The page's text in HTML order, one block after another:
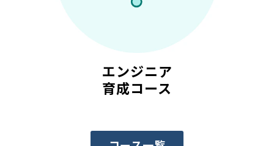
エンジニア
育成コース